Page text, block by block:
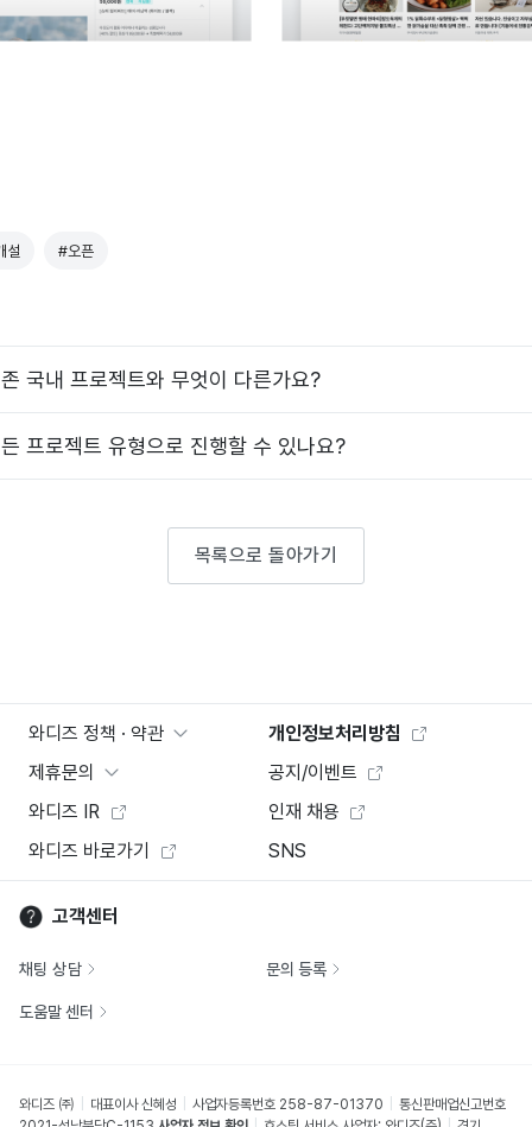
설 #오픈
국내 프로젝트와 무엇이 다른가요?
프로젝트 유형으로 진행할 수 있나요?
목록으로 돌아가기
와디즈 정책 · 약관
개인정보처리방침
제휴문의
공지/이벤트
와디즈 IR
인재 채용
와디즈 바로가기
SNS
고객센터
채팅 상담 문의 등록
도움말 센터
와디즈 ㈜ 대표이사 신혜성 사업자등록번호 258-87-01370
통신판매업신고번호